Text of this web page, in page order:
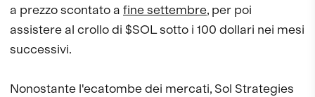
a prezzo scontato a fine settembre, per poi
assistere al crollo di $SOL sotto i 100 dollari nei mesi
successivi.
Nonostante l'ecatombe dei mercati, Sol Strategies